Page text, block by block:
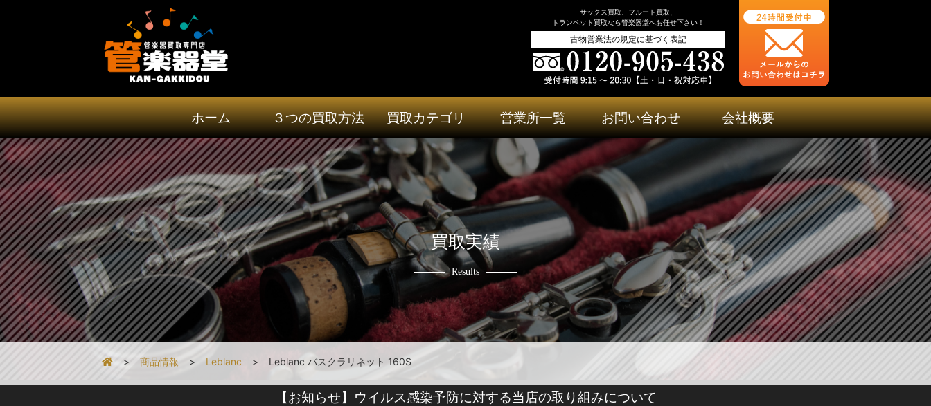
サックス買取、フルート買取、
トランペット買取なら管楽器堂へお任せ下さい！
古物営業法の規定に基づく表記
ホーム ３つの買取方法 買取カテゴリ 営業所一覧 お問い合わせ 会社概要
商品情報 Leblanc Leblanc バスクラリネット 160S
買取実績
Results
【お知らせ】ウイルス感染予防に対する当店の取り組みについて